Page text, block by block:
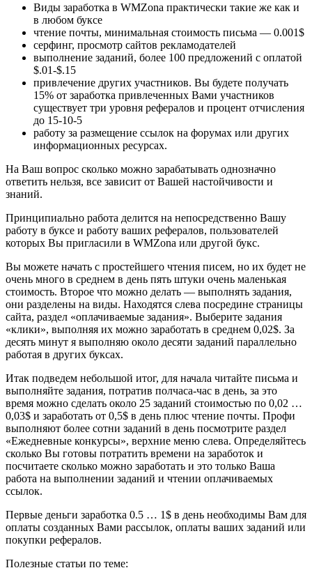
Виды заработка в WMZona практически такие же как и
в любом буксе
чтение почты, минимальная стоимость письма — 0.001$
серфинг, просмотр сайтов рекламодателей
выполнение заданий, более 100 предложений с оплатой
$.01-$.15
привлечение других участников. Вы будете получать
15% от заработка привлеченных Вами участников
существует три уровня рефералов и процент отчисления
до 15-10-5
работу за размещение ссылок на форумах или других
информационных ресурсах.
На Ваш вопрос сколько можно зарабатывать однозначно
ответить нельзя, все зависит от Вашей настойчивости и
знаний.
Принципиально работа делится на непосредственно Вашу
работу в буксе и работу ваших рефералов, пользователей
которых Вы пригласили в WMZona или другой букс.
Вы можете начать с простейшего чтения писем, но их будет не
очень много в среднем в день пять штуки очень маленькая
стоимость. Второе что можно делать — выполнять задания,
они разделены на виды. Находятся слева посредине страницы
сайта, раздел «оплачиваемые задания». Выберите задания
«клики», выполняя их можно заработать в среднем 0,02$. За
десять минут я выполняю около десяти заданий параллельно
работая в других буксах.
Итак подведем небольшой итог, для начала читайте письма и
выполняйте задания, потратив полчаса-час в день, за это
время можно сделать около 25 заданий стоимостью по 0,02 …
0,03$ и заработать от 0,5$ в день плюс чтение почты. Профи
выполняют более сотни заданий в день посмотрите раздел
«Ежедневные конкурсы», верхние меню слева. Определяйтесь
сколько Вы готовы потратить времени на заработок и
посчитаете сколько можно заработать и это только Ваша
работа на выполнении заданий и чтении оплачиваемых
ссылок.
Первые деньги заработка 0.5 … 1$ в день необходимы Вам для
оплаты созданных Вами рассылок, оплаты ваших заданий или
покупки рефералов.
Полезные статьи по теме: